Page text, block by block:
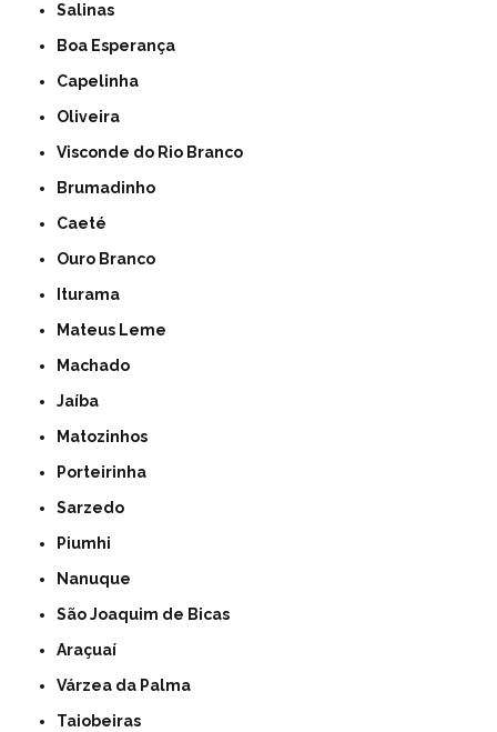
Salinas
Boa Esperança
Capelinha
Oliveira
Visconde do Rio Branco
Brumadinho
Caeté
Ouro Branco
Iturama
Mateus Leme
Machado
Jaíba
Matozinhos
Porteirinha
Sarzedo
Piumhi
Nanuque
São Joaquim de Bicas
Araçuaí
Várzea da Palma
Taiobeiras